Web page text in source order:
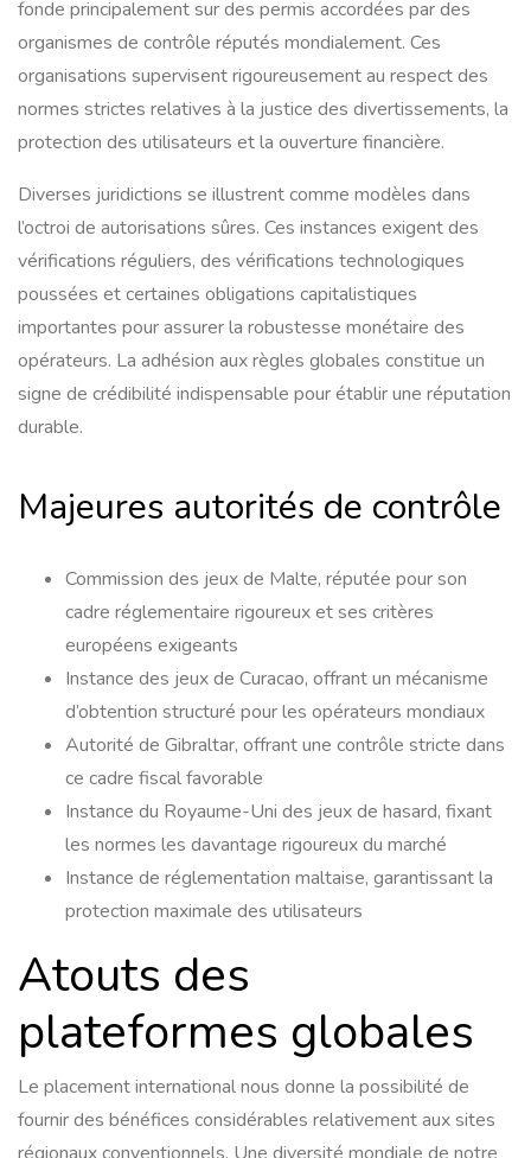
fonde principalement sur des permis accordées par des
organismes de contrôle réputés mondialement. Ces
organisations supervisent rigoureusement au respect des
normes strictes relatives à la justice des divertissements, la
protection des utilisateurs et la ouverture financière.
Diverses juridictions se illustrent comme modèles dans
l’octroi de autorisations sûres. Ces instances exigent des
vérifications réguliers, des vérifications technologiques
poussées et certaines obligations capitalistiques
importantes pour assurer la robustesse monétaire des
opérateurs. La adhésion aux règles globales constitue un
signe de crédibilité indispensable pour établir une réputation
durable.
Majeures autorités de contrôle
Commission des jeux de Malte, réputée pour son
cadre réglementaire rigoureux et ses critères
européens exigeants
Instance des jeux de Curacao, offrant un mécanisme
d’obtention structuré pour les opérateurs mondiaux
Autorité de Gibraltar, offrant une contrôle stricte dans
ce cadre fiscal favorable
Instance du Royaume-Uni des jeux de hasard, fixant
les normes les davantage rigoureux du marché
Instance de réglementation maltaise, garantissant la
protection maximale des utilisateurs
Atouts des
plateformes globales
Le placement international nous donne la possibilité de
fournir des bénéfices considérables relativement aux sites